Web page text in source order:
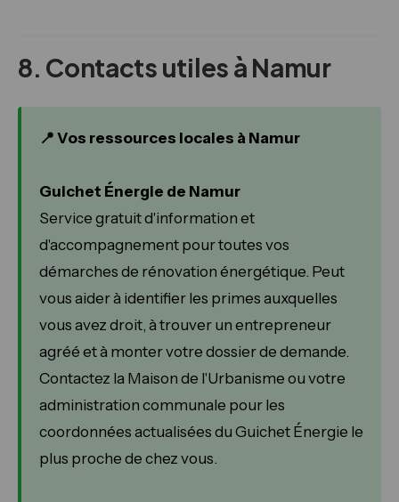
8. Contacts utiles à Namur
📍 Vos ressources locales à Namur
Guichet Énergie de Namur
Service gratuit d'information et
d'accompagnement pour toutes vos
démarches de rénovation énergétique. Peut
vous aider à identifier les primes auxquelles
vous avez droit, à trouver un entrepreneur
agréé et à monter votre dossier de demande.
Contactez la Maison de l'Urbanisme ou votre
administration communale pour les
coordonnées actualisées du Guichet Énergie le
plus proche de chez vous.